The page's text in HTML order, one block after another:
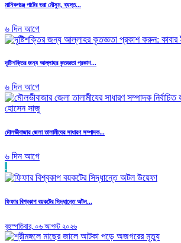
মানিকগঞ্জে পাটের ভরা মৌসুম, ব্যস্ত...
৬ দিন আগে
দৃষ্টিশক্তির জন্য আল্লাহর কৃতজ্ঞতা প্রকাশ...
৬ দিন আগে
মৌলভীবাজার জেলা তালামীযের সাধারণ সম্পাদক...
৬ দিন আগে
.
ফিফার বিশ্বকাপ বয়কটের সিদ্ধান্তে অটল...
বৃহস্পতিবার, ০৬ আগস্ট ২০২৬